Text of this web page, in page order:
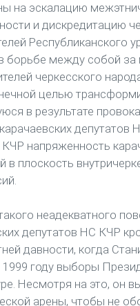
на эскалацию
и дискредитацию
Республиканского
борьбе между собой за
черкесского
целью
в результате
депутатов
напряженность
в плоскость
неадекватного
депутатов НС КЧР
давности, когда
1999 году выборы
Несмотря на это, он
арены, чтобы не